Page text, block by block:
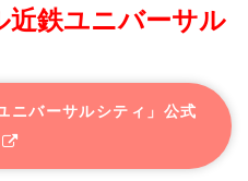
近鉄ユニバーサル
ニバーサルシティ」公式